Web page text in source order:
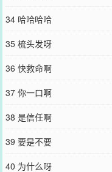
34 哈哈哈哈
35 梳头发呀
36 快救命啊
37 你一口啊
38 是信任啊
39 要是不要
40 为什么呀